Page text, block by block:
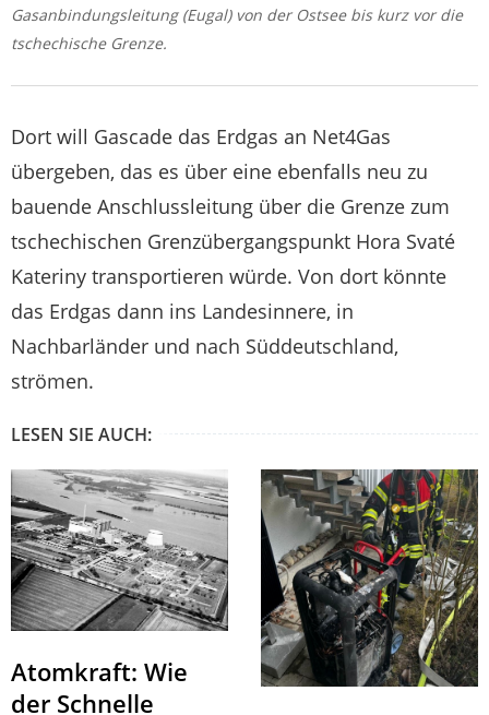
Gasanbindungsleitung (Eugal) von der Ostsee bis kurz vor die
tschechische Grenze.
Dort will Gascade das Erdgas an Net4Gas
übergeben, das es über eine ebenfalls neu zu
bauende Anschlussleitung über die Grenze zum
tschechischen Grenzübergangspunkt Hora Svaté
Kateriny transportieren würde. Von dort könnte
das Erdgas dann ins Landesinnere, in
Nachbarländer und nach Süddeutschland,
strömen.
LESEN SIE AUCH:
Atomkraft: Wie
der Schnelle